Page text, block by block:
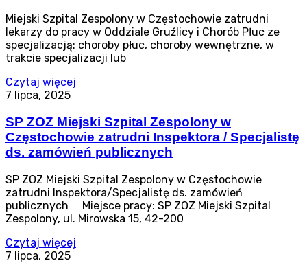
Miejski Szpital Zespolony w Częstochowie zatrudni
lekarzy do pracy w Oddziale Gruźlicy i Chorób Płuc ze
specjalizacją: choroby płuc, choroby wewnętrzne, w
trakcie specjalizacji lub
Czytaj więcej
7 lipca, 2025
SP ZOZ Miejski Szpital Zespolony w
Częstochowie zatrudni Inspektora / Specjalistę
ds. zamówień publicznych
SP ZOZ Miejski Szpital Zespolony w Częstochowie
zatrudni Inspektora/Specjalistę ds. zamówień
publicznych Miejsce pracy: SP ZOZ Miejski Szpital
Zespolony, ul. Mirowska 15, 42-200
Czytaj więcej
7 lipca, 2025